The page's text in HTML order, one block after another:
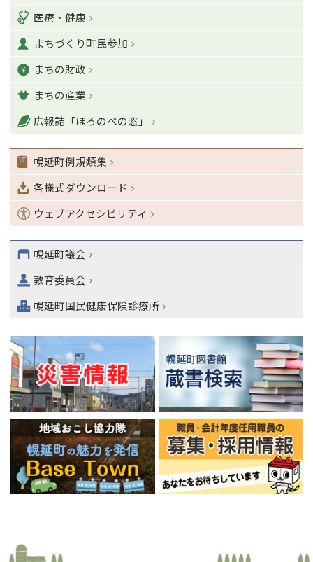
テ
ゴ
リ
ー
医療・健康
まちづくり町民参加
まちの財政
まちの産業
広報誌「ほろのべの窓」
幌延町例規類集
各様式ダウンロード
ウェブアクセシビリティ
幌延町議会
教育委員会
幌延町国民健康保険診療所